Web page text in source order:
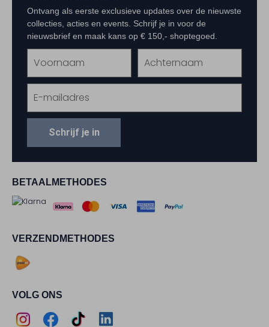
BETAALMETHODES
VERZENDMETHODES
VOLG ONS
Ontvang als eerste exclusieve updates over de nieuwste
collecties, acties en events. Schrijf je in voor de
nieuwsbrief en maak kans op € 150,- shoptegoed.
Schrijf je in